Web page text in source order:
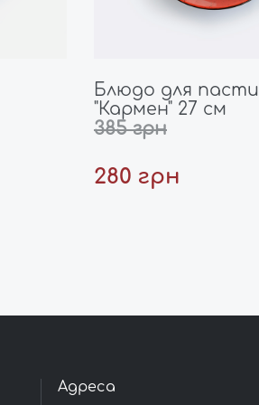
Блюдо для пасти
"Кармен" 27 см
385 грн
280 грн
Адреса